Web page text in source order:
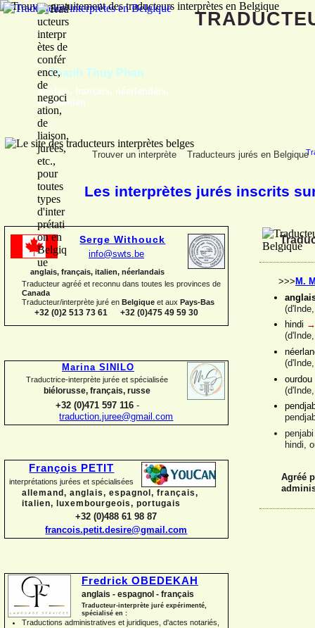
Serge Withouck
info@swts.be
anglais, français, italien, néerlandais
Traducteur agréé et reconnu dans toutes les provinces de
Canada
Traducteur/interprète juré en Belgique et aux Pays-Bas
+32 (0)2 513 73 61 +32 (0)475 49 59 30
Marina SINILO
Traductrice-interprète jurée et spécialisée
biélorusse, français, russe
+32 (0)471 597 116 -
traduction.juree@gmail.com
François PETIT
interprétations jurées et spécialisées
allemand, anglais, espagnol, français,
italien, luxembourgeois, portugais
+32 (0)488 61 98 87
francois.petit.desire@gmail.com
Fredrick OBEDEKAH
anglais - espagnol - français
Traducteur-interprète juré expérimenté,
spécialisé en :
Traductions administratives et juridiques, d'actes notariés,
Gregory Blauwers
français, néerlandais
Trouver un interprète Traducteurs jurés en Belgique
Les interprètes jurés inscrits
>>> M.
hindi
hindi,
Agréé